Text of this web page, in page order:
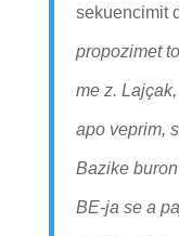
sekuencimit
propozimet
me z.
apo veprim,
Bazike
BE-ja se a